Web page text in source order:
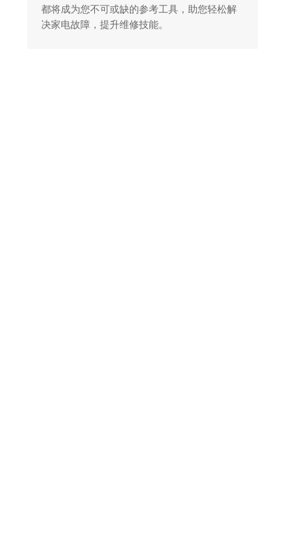
都将成为您不可或缺的参考工具，助您轻松解
决家电故障，提升维修技能。